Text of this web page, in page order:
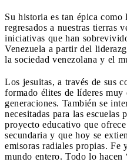
Su historia es tan épica
regresados a nuestras tierras
iniciativas que han
Venezuela a partir del
la sociedad venezolana y el
Los jesuitas, a través de sus
formado élites de líderes muy
generaciones. También se
necesitadas para las escuelas
proyecto educativo que
secundaria y que hoy se
emisoras radiales propias. Fe
mundo entero. Todo lo